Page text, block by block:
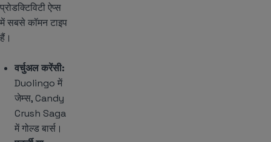
प्रोडक्टिविटी ऐप्स
में सबसे कॉमन टाइप
हैं।
वर्चुअल करेंसी:
Duolingo में
जेम्स, Candy
Crush Saga
में गोल्ड बार्स।